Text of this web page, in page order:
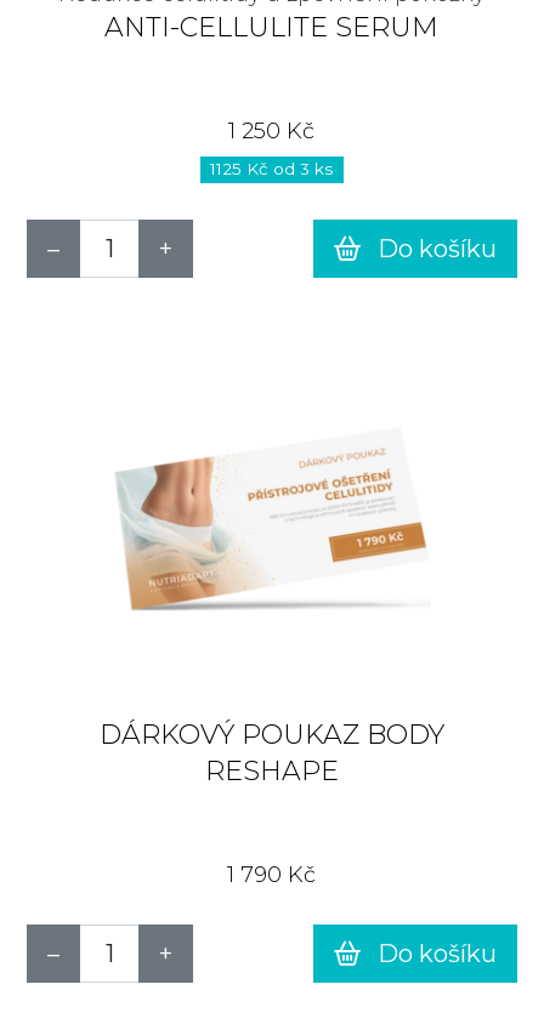
ANTI-CELLULITE SERUM
1 250 Kč
1125 Kč od 3 ks
Do košíku
DÁRKOVÝ POUKAZ BODY
RESHAPE
1 790 Kč
Do košíku